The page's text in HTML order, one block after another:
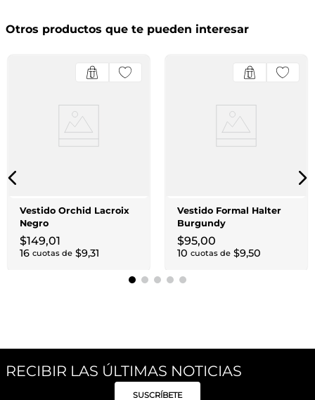
Otros productos que te pueden interesar
Vestido Orchid Lacroix
Negro
$149,01
16 cuotas de $9,31
Vestido Formal Halter
Burgundy
$95,00
10 cuotas de $9,50
RECIBIR LAS ÚLTIMAS NOTICIAS
SUSCRÍBETE